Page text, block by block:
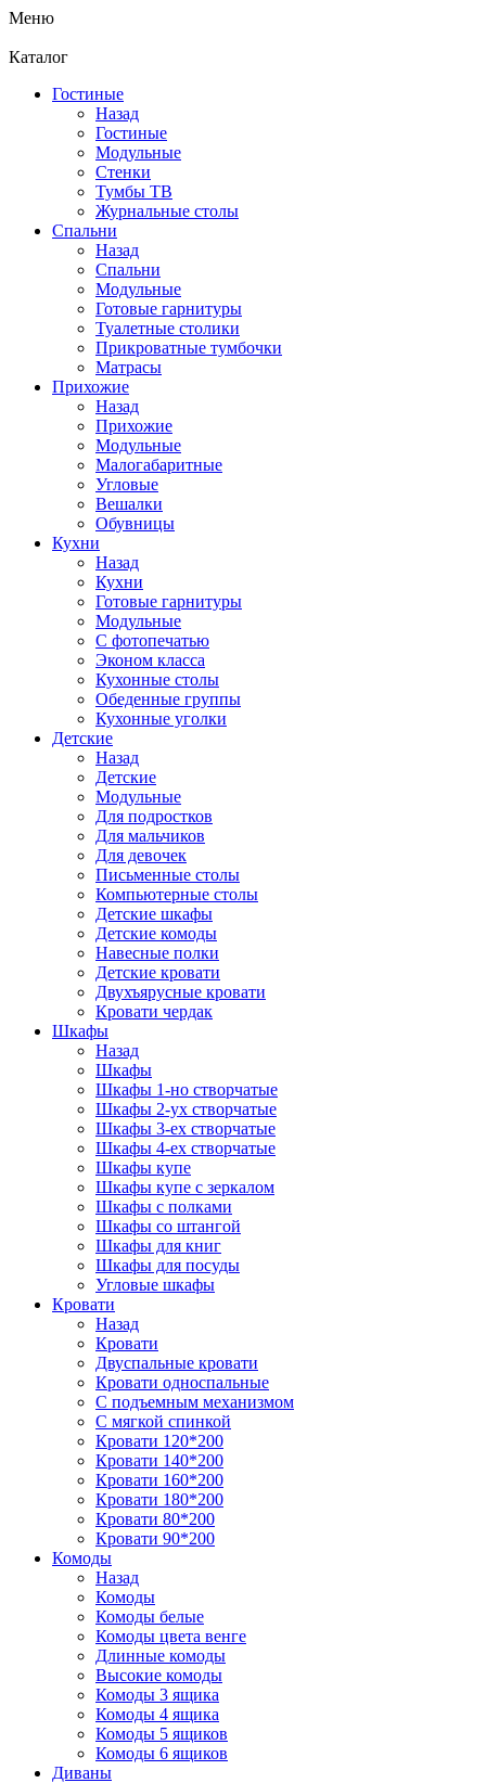
Меню
Каталог
Гостиные
Назад
Гостиные
Модульные
Стенки
Тумбы ТВ
Журнальные столы
Спальни
Назад
Спальни
Модульные
Готовые гарнитуры
Туалетные столики
Прикроватные тумбочки
Матрасы
Прихожие
Назад
Прихожие
Модульные
Малогабаритные
Угловые
Вешалки
Обувницы
Кухни
Назад
Кухни
Готовые гарнитуры
Модульные
С фотопечатью
Эконом класса
Кухонные столы
Обеденные группы
Кухонные уголки
Детские
Назад
Детские
Модульные
Для подростков
Для мальчиков
Для девочек
Письменные столы
Компьютерные столы
Детские шкафы
Детские комоды
Навесные полки
Детские кровати
Двухъярусные кровати
Кровати чердак
Шкафы
Назад
Шкафы
Шкафы 1-но створчатые
Шкафы 2-ух створчатые
Шкафы 3-ех створчатые
Шкафы 4-ех створчатые
Шкафы купе
Шкафы купе с зеркалом
Шкафы с полками
Шкафы со штангой
Шкафы для книг
Шкафы для посуды
Угловые шкафы
Кровати
Назад
Кровати
Двуспальные кровати
Кровати односпальные
С подъемным механизмом
С мягкой спинкой
Кровати 120*200
Кровати 140*200
Кровати 160*200
Кровати 180*200
Кровати 80*200
Кровати 90*200
Комоды
Назад
Комоды
Комоды белые
Комоды цвета венге
Длинные комоды
Высокие комоды
Комоды 3 ящика
Комоды 4 ящика
Комоды 5 ящиков
Комоды 6 ящиков
Диваны